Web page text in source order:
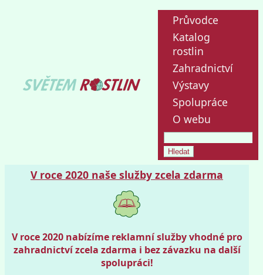
Průvodce
Katalog
rostlin
Zahradnictví
Výstavy
Spolupráce
O webu
V roce 2020 naše služby zcela zdarma
V roce 2020 nabízíme reklamní služby vhodné pro
zahradnictví zcela zdarma i bez závazku na další
spolupráci!